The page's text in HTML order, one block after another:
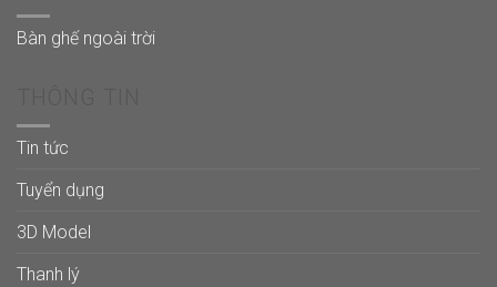
Bàn ghế ngoài trời
Tin tức
Tuyển dụng
3D Model
Thanh lý